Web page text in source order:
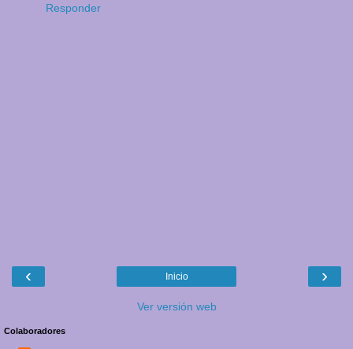
Responder
‹ ›
Inicio
Ver versión web
Colaboradores